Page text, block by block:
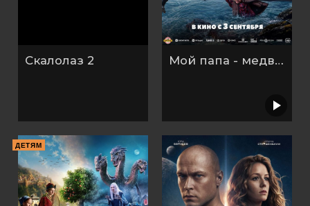
Скалолаз 2 Мой папа - медведь 2
ДЕТЯМ